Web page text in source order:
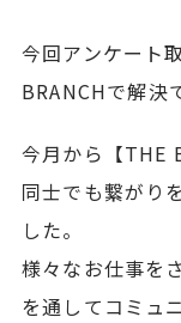
今回アンケート
BRANCHで解決
今月から【THE
同士でも繋がり
した。
様々なお仕事を
を通してコミュ